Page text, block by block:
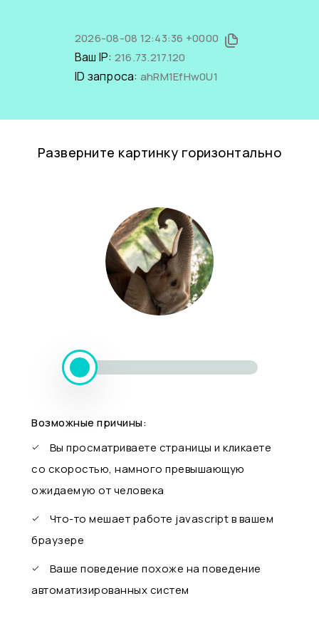
2026-08-08 12:43:36 +0000
Ваш IP: 216.73.217.120
ID запроса: ahRM1EfHw0U1
Разверните картинку горизонтально
Возможные причины:
Вы просматриваете страницы и кликаете
со скоростью, намного превышающую
ожидаемую от человека
Что-то мешает работе javascript в вашем
браузере
Ваше поведение похоже на поведение
автоматизированных систем